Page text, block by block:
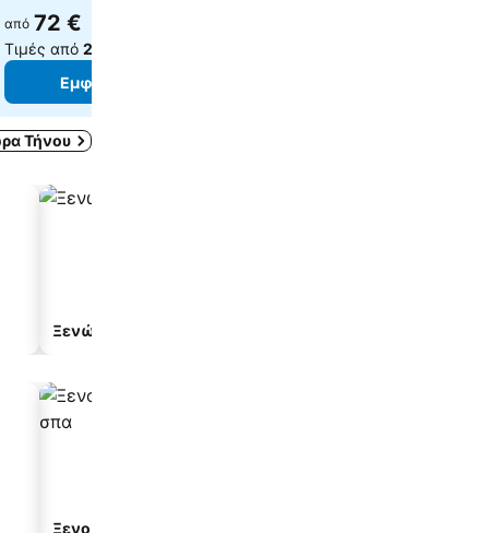
από 72 €
Τιμές από 2 ιστότοπους
Εμφάνιση τιμών
Τήνου
Ξενώνας
Ξενοδοχεία με σπα